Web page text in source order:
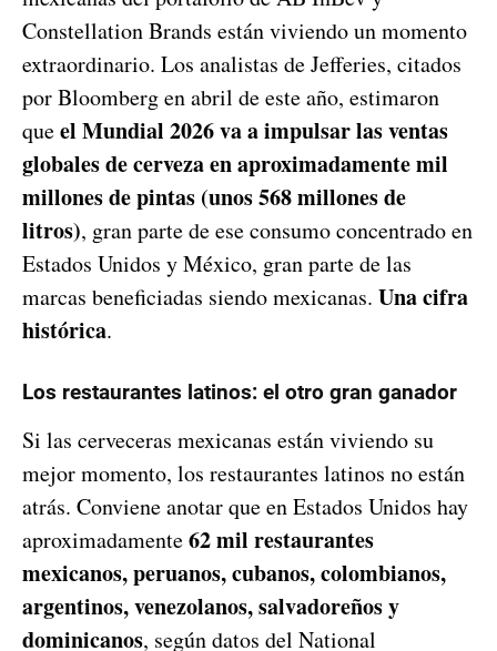
Constellation Brands están viviendo un momento
extraordinario. Los analistas de Jefferies, citados
por Bloomberg en abril de este año, estimaron
queel Mundial 2026 va a impulsar las ventas
globales de cerveza en aproximadamente mil
millones de pintas (unos 568 millones de
litros), gran parte de ese consumo concentrado en
Estados Unidos y México, gran parte de las
marcas beneficiadas siendo mexicanas. Una cifra
histórica.
Los restaurantes latinos: el otro gran ganador
Si las cerveceras mexicanas están viviendo su
mejor momento, los restaurantes latinos no están
atrás. Conviene anotar que en Estados Unidos hay
aproximadamente62 mil restaurantes
mexicanos, peruanos, cubanos, colombianos,
argentinos, venezolanos, salvadoreños y
dominicanos, según datos del National